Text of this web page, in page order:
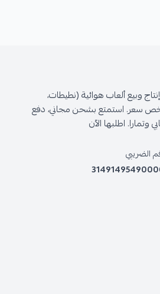
وبيع ألعاب هوائية (نطيطات،
سعر. استمتع بشحن مجاني، دفع
وتمارا. اطلبها الآن
الضريبي